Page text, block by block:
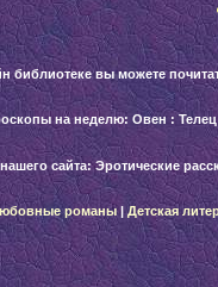
библиотеке вы можете
на неделю: Овен : Телец
сайта:Эротические
романы|Детская